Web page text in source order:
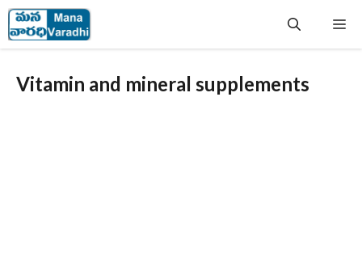
Skip
to
content
Vitamin and mineral supplements